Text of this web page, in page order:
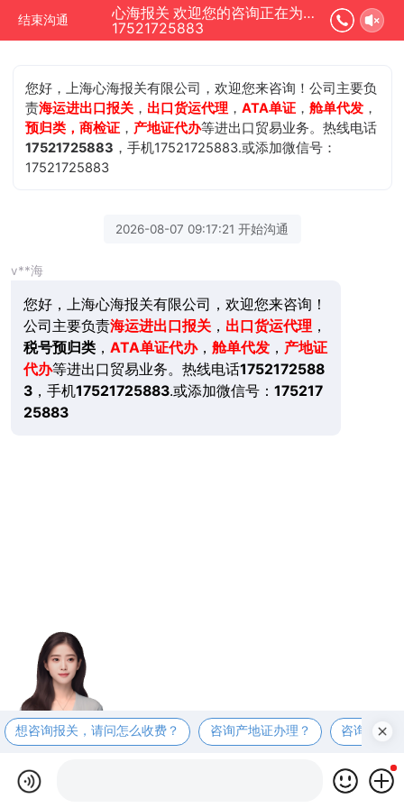
结束沟通
心海报关 欢迎您的咨询正在为您服务
17521725883
您好，上海心海报关有限公司，欢迎您来咨询！公司主要负
责海运进出口报关 ， 出口货运代理 ，ATA单证 ，舱单代发 ，
预归类，商检证 ， 产地证代办等进出口贸易业务。热线电话
17521725883 ，手机17521725883.或添加微信号：
17521725883
2026-08-07 09:17:21 开始沟通
v**海
您好，上海心海报关有限公司，欢迎您来咨询！
公司主要负责海运进出口报关， 出口货运代理 ，
税号预归类， ATA单证代办， 舱单代发， 产地证
代办等进出口贸易业务。热线电话1752172588
3，手机17521725883.或添加微信号： 175217
25883
想咨询报关，请问怎么收费？ 咨询产地证办理？ 咨询商检